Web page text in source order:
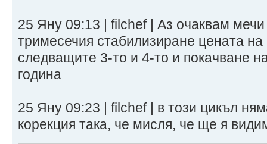
25 Яну 09:13 | filchef | Аз очаквам
тримесечия стабилизиране цената
следващите 3-то и 4-то и покачване
година
25 Яну 09:23 | filchef | в този цикъл
корекция така, че мисля, че ще я